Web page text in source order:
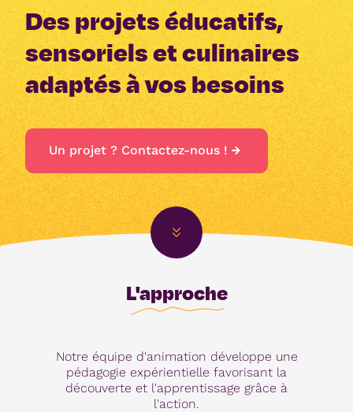
Des projets éducatifs,
sensoriels et culinaires
adaptés à vos besoins
Un projet ? Contactez-nous !
L'approche
Notre équipe d'animation développe une
pédagogie expérientielle favorisant la
découverte et l'apprentissage grâce à
l'action.